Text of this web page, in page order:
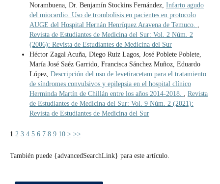
Norambuena, Dr. Benjamín Stockins Fernández, Infarto agudo
del miocardio. Uso de trombolisis en pacientes en protocolo
AUGE del Hospital Hernán Henríquez Aravena de Temuco. ,
Revista de Estudiantes de Medicina del Sur: Vol. 2 Núm. 2
(2006): Revista de Estudiantes de Medicina del Sur
Héctor Zagal Acuña, Diego Ruiz Lagos, José Poblete Poblete,
María José Saéz Garrido, Francisca Sánchez Muñoz, Eduardo
López, Descripción del uso de levetiracetam para el tratamiento
de síndromes convulsivos y epilepsia en el hospital clínico
Herminda Martín de Chillán entre los años 2014-2018. , Revista
de Estudiantes de Medicina del Sur: Vol. 9 Núm. 2 (2021):
Revista de Estudiantes de Medicina del Sur
1 2 3 4 5 6 7 8 9 10 > >>
También puede {advancedSearchLink} para este artículo.